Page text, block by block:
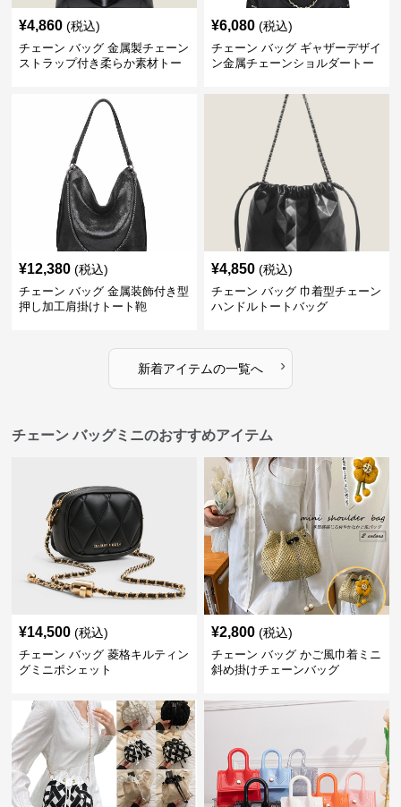
¥4,860 (税込)
チェーン バッグ 金属製チェーン
ストラップ付き柔らか素材トー
¥6,080 (税込)
チェーン バッグ ギャザーデザイ
ン金属チェーンショルダートー
¥12,380 (税込)
チェーン バッグ 金属装飾付き型
押し加工肩掛けトート鞄
¥4,850 (税込)
チェーン バッグ 巾着型チェーン
ハンドルトートバッグ
新着アイテムの一覧へ ›
チェーン バッグミニのおすすめアイテム
¥14,500 (税込)
チェーン バッグ 菱格キルティン
グミニポシェット
¥2,800 (税込)
チェーン バッグ かご風巾着ミニ
斜め掛けチェーンバッグ